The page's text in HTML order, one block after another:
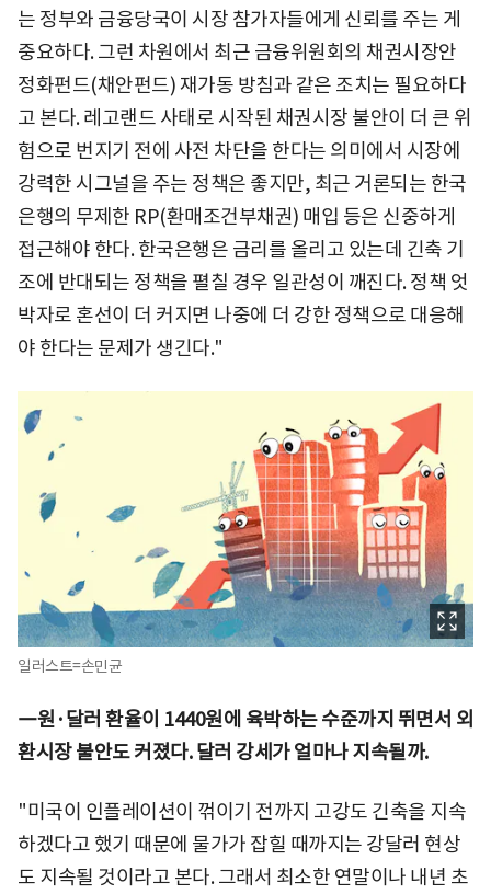
는 정부와 금융당국이 시장 참가자들에게 신뢰를 주는 게
중요하다. 그런 차원에서 최근 금융위원회의 채권시장안
정화펀드(채안펀드) 재가동 방침과 같은 조치는 필요하다
고 본다. 레고랜드 사태로 시작된 채권시장 불안이 더 큰 위
험으로 번지기 전에 사전 차단을 한다는 의미에서 시장에
강력한 시그널을 주는 정책은 좋지만, 최근 거론되는 한국
은행의 무제한 RP(환매조건부채권) 매입 등은 신중하게
접근해야 한다. 한국은행은 금리를 올리고 있는데 긴축 기
조에 반대되는 정책을 펼칠 경우 일관성이 깨진다. 정책 엇
박자로 혼선이 더 커지면 나중에 더 강한 정책으로 대응해
야 한다는 문제가 생긴다."
일러스트=손민균
―원·달러 환율이 1440원에 육박하는 수준까지 뛰면서 외
환시장 불안도 커졌다. 달러 강세가 얼마나 지속될까.
"미국이 인플레이션이 꺾이기 전까지 고강도 긴축을 지속
하겠다고 했기 때문에 물가가 잡힐 때까지는 강달러 현상
도 지속될 것이라고 본다. 그래서 최소한 연말이나 내년 초